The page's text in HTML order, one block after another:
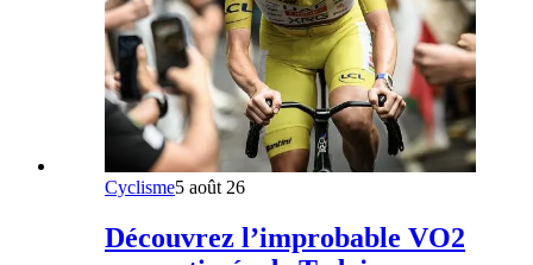
Cyclisme5 août 26
Découvrez l’improbable VO2